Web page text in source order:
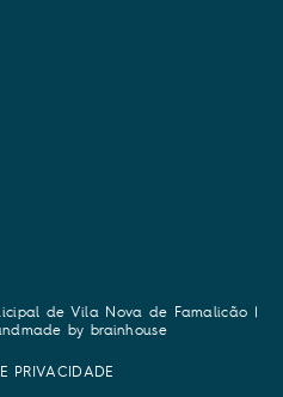
de Vila Nova de Famalicão |
by brainhouse
PRIVACIDADE